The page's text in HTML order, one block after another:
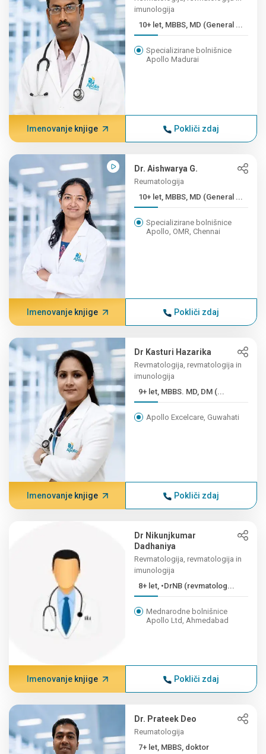
imunologija
10+ let, MBBS, MD (General ...
Specializirane bolnišnice
Apollo Madurai
Imenovanje knjige Pokliči zdaj
Dr. Aishwarya G.
Reumatologija
10+ let, MBBS, MD (General ...
Specializirane bolnišnice
Apollo, OMR, Chennai
Imenovanje knjige Pokliči zdaj
Dr Kasturi Hazarika
Revmatologija, revmatologija in
imunologija
9+ let, MBBS. MD, DM (...
Apollo Excelcare, Guwahati
Imenovanje knjige Pokliči zdaj
Dr Nikunjkumar
Dadhaniya
Revmatologija, revmatologija in
imunologija
8+ let, •DrNB (revmatolog...
Mednarodne bolnišnice
Apollo Ltd, Ahmedabad
Imenovanje knjige Pokliči zdaj
Dr. Prateek Deo
Reumatologija
7+ let, MBBS, doktor